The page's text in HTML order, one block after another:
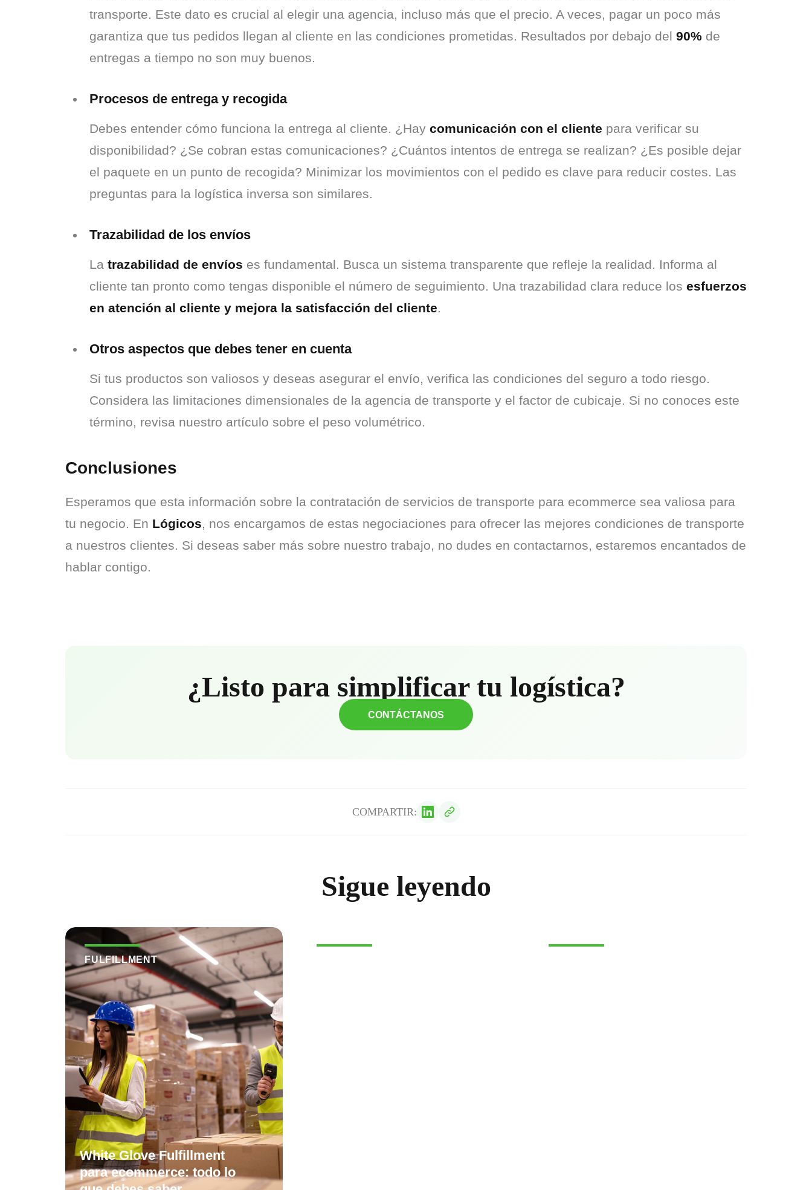
transporte. Este dato es crucial al elegir una agencia, incluso más que el precio. A veces, pagar un poco más
garantiza que tus pedidos llegan al cliente en las condiciones prometidas. Resultados por debajo del 90% de
entregas a tiempo no son muy buenos.
Procesos de entrega y recogida
Debes entender cómo funciona la entrega al cliente. ¿Hay comunicación con el cliente para verificar su
disponibilidad? ¿Se cobran estas comunicaciones? ¿Cuántos intentos de entrega se realizan? ¿Es posible dejar
el paquete en un punto de recogida? Minimizar los movimientos con el pedido es clave para reducir costes. Las
preguntas para la logística inversa son similares.
Trazabilidad de los envíos
La trazabilidad de envíos es fundamental. Busca un sistema transparente que refleje la realidad. Informa al
cliente tan pronto como tengas disponible el número de seguimiento. Una trazabilidad clara reduce los esfuerzos
en atención al cliente y mejora la satisfacción del cliente.
Otros aspectos que debes tener en cuenta
Si tus productos son valiosos y deseas asegurar el envío, verifica las condiciones del seguro a todo riesgo.
Considera las limitaciones dimensionales de la agencia de transporte y el factor de cubicaje. Si no conoces este
término, revisa nuestro artículo sobre el peso volumétrico.
Conclusiones
Esperamos que esta información sobre la contratación de servicios de transporte para ecommerce sea valiosa para
tu negocio. En Lógicos, nos encargamos de estas negociaciones para ofrecer las mejores condiciones de transporte
a nuestros clientes. Si deseas saber más sobre nuestro trabajo, no dudes en contactarnos, estaremos encantados de
hablar contigo.
¿Listo para simplificar tu logística?
CONTÁCTANOS
COMPARTIR:
Sigue leyendo
FULFILLMENT
White Glove Fulfillment
para ecommerce: todo lo